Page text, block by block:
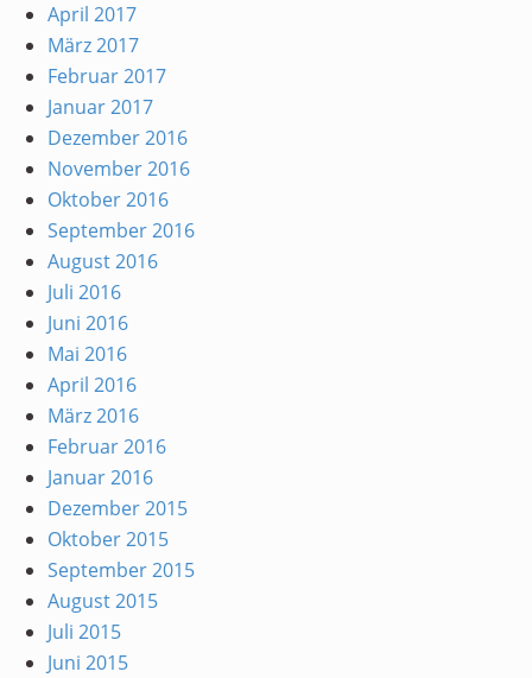
April 2017
März 2017
Februar 2017
Januar 2017
Dezember 2016
November 2016
Oktober 2016
September 2016
August 2016
Juli 2016
Juni 2016
Mai 2016
April 2016
März 2016
Februar 2016
Januar 2016
Dezember 2015
Oktober 2015
September 2015
August 2015
Juli 2015
Juni 2015